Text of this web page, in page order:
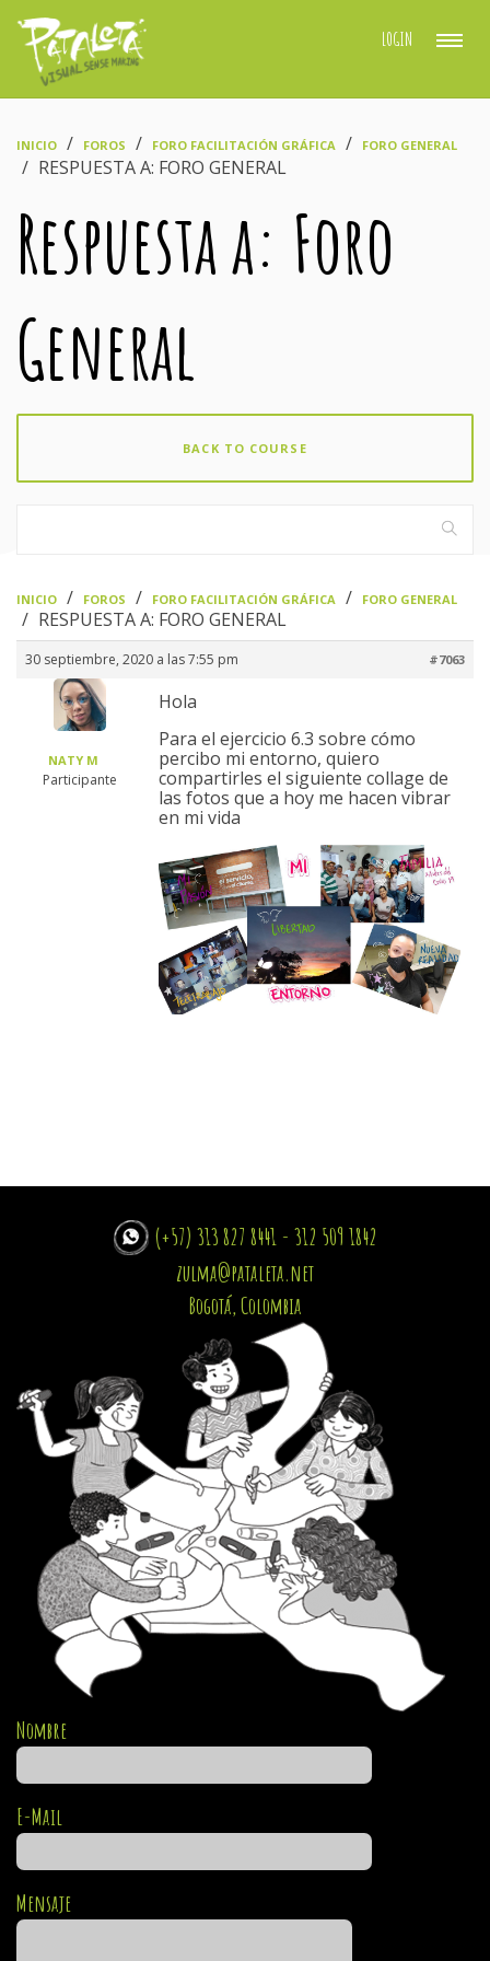
LOGIN
INICIO FOROS FORO FACILITACIÓN GRÁFICA FORO GENERAL
RESPUESTA A: FORO GENERAL
Respuesta a: Foro
General
BACK TO COURSE
INICIO FOROS FORO FACILITACIÓN GRÁFICA FORO GENERAL
RESPUESTA A: FORO GENERAL
30 septiembre, 2020 a las 7:55 pm #7063
NATY M
Participante
Hola
Para el ejercicio 6.3 sobre cómo
percibo mi entorno, quiero
compartirles el siguiente collage de
las fotos que a hoy me hacen vibrar
en mi vida
(+57) 313 827 8441 - 312 509 1842
zulma@pataleta.net
Bogotá, Colombia
Nombre
E-Mail
Mensaje